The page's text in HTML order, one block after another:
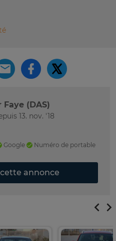
Faye (DAS)
13. nov. '18
Google Numéro de portable
annonce